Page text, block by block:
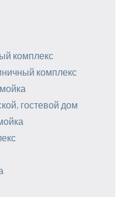
комплекс
комплекс
гостевой дом